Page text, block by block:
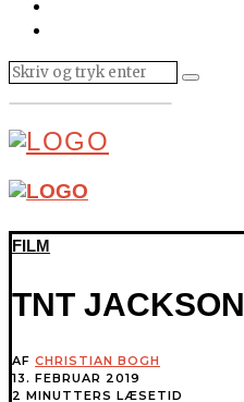
FILM
TNT JACKSON
AF CHRISTIAN BOGH
13. FEBRUAR 2019
2 MINUTTERS LÆSETID